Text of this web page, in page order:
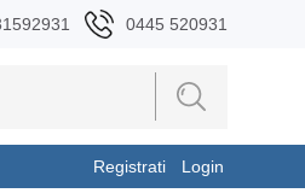
0445 520931
Registrati Login